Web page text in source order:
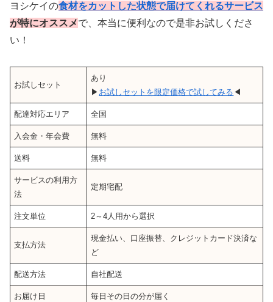
ヨシケイの食材をカットした状態で届けてくれるサービス
が特にオススメで、本当に便利なので是非お試しくださ
い！
お試しセット
あり
▶ お試しセットを限定価格で試してみる ◀
配達対応エリア 全国
入会金・年会費 無料
送料 無料
サービスの利用方
法
定期宅配
注文単位 2～4人用から選択
支払方法
現金払い、口座振替、クレジットカード決済な
ど
配送方法 自社配送
お届け日 毎日その日の分が届く